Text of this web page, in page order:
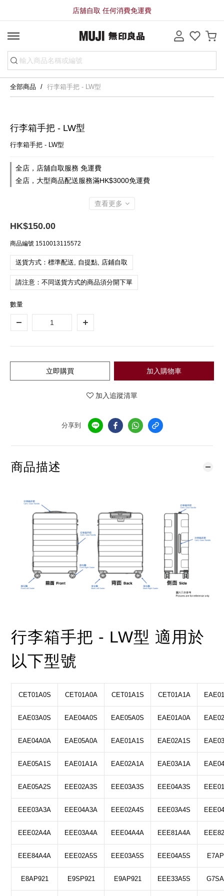
店舖自取 任何消費免運費
全部商品 行李箱手把 - LW型
行李箱手把 - LW型
行李箱手把 - LW型
全店，店舖自取服務 免運費
全店，大型商品配送服務滿HK$3000免運費
查看更多
HK$150.00
商品編號 1510013115572
送貨方式：標準配送, 自提點, 店鋪自取
請注意：不同送貨方式的商品須分開下單
數量
加入購物車
立即購買
加入追蹤清單
分享到
商品描述
行李箱手把 - LW型 適用於
以下型號
CET01A0S CET01A0A CET01A1S CET01A1A
EAE03A0S EAE04A0S EAE05A0S EAE01A0A
EAE04A0A EAE05A0A EAE01A1S EAE02A1S
EAE05A1S EAE01A1A EAE02A1A EAE03A1A
EAE05A2S EEE02A3S EEE03A3S EEE04A3S
EEE03A3A EEE04A3A EEE02A4S EEE03A4S
EEE02A4A EEE03A4A EEE04A4A EEE81A4A
EEE84A4A EEE02A5S EEE03A5S EEE04A5S
E8AP921 E9SP921 E9AP921 EEE33A5S